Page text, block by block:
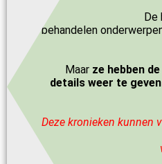
behandelen
Maar ze hebben
details weer te
Deze kronieken kunnen